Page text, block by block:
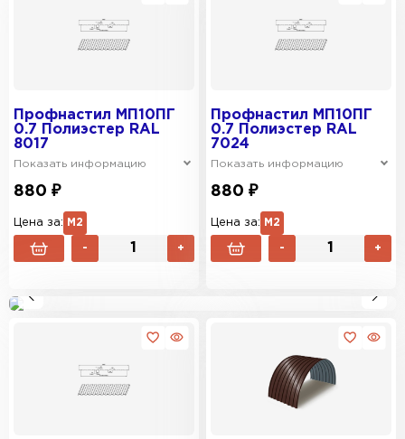
Профнастил МП10ПГ
0.7 Полиэстер RAL
8017
Показать информацию
880 ₽
Цена за: М2
- +
Профнастил МП10ПГ
0.7 Полиэстер RAL
7024
Показать информацию
880 ₽
Цена за: М2
- +